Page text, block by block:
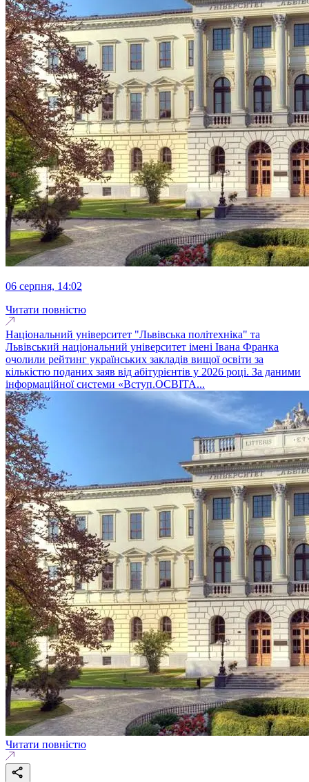
06 серпня, 14:02
Читати повністю
Національний університет "Львівська політехніка" та
Львівський національний університет імені Івана Франка
очолили рейтинг українських закладів вищої освіти за
кількістю поданих заяв від абітурієнтів у 2026 році. За даними
інформаційної системи «Вступ.ОСВІТА...
Читати повністю